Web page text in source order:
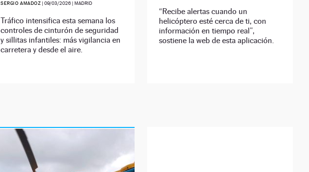
SERGIO AMADOZ |09/03/2026 | MADRID
Tráfico intensifica esta semana los
controles de cinturón de seguridad
y sillitas infantiles: más vigilancia en
carretera y desde el aire.
“Recibe alertas cuando un
helicóptero esté cerca de ti, con
información en tiempo real”,
sostiene la web de esta aplicación.